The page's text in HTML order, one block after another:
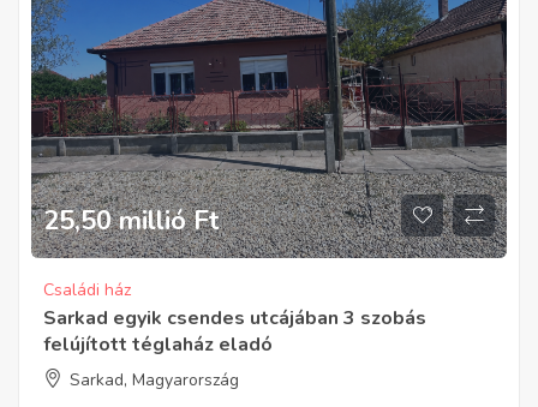
25,50 millió Ft
Családi ház
Sarkad egyik csendes utcájában 3 szobás
felújított téglaház eladó
Sarkad, Magyarország